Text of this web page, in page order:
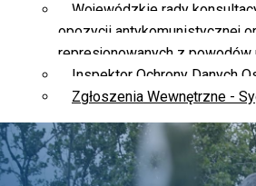
Wojewódzkie rady
opozycji antykomunistycznej
represjonowanych z
Inspektor Ochrony Danych
Zgłoszenia Wewnętrzne -